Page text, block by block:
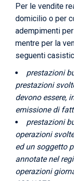
Per le vendite
domicilio o per
adempimenti
mentre per la
seguenti
prestazioni
prestazioni
devono essere,
emissione di
prestazioni
operazioni
ed un soggetto
annotate nel
operazioni